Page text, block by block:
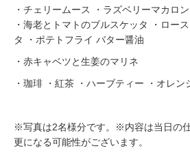
・チェリームース ・ラズベリーマカロ
・海老とトマトのブルスケッタ ・ロー
タ ・ポテトフライ バター醤油
・赤キャベツと生姜のマリネ
・珈琲 ・紅茶 ・ハーブティー ・オレン
※写真は2名様分です。※内容は当日の
更になる可能性がございます。